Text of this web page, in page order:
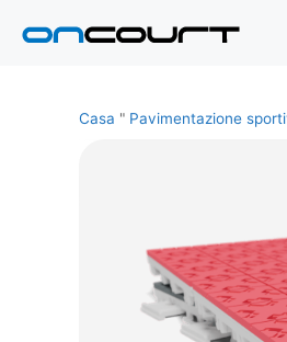
Casa " Pavimentazione